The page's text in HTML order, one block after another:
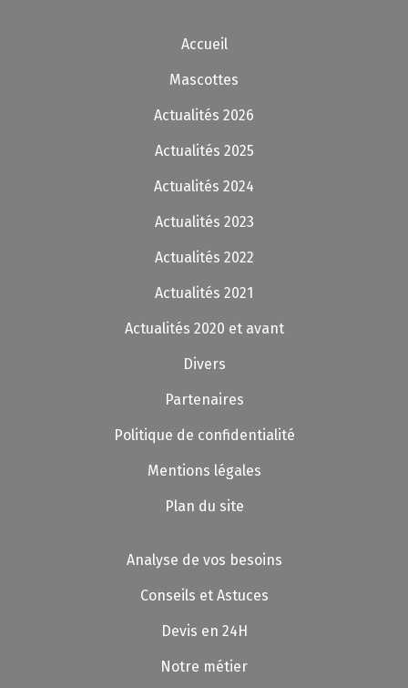
Accueil
Mascottes
Actualités 2026
Actualités 2025
Actualités 2024
Actualités 2023
Actualités 2022
Actualités 2021
Actualités 2020 et avant
Divers
Partenaires
Politique de confidentialité
Mentions légales
Plan du site
Analyse de vos besoins
Conseils et Astuces
Devis en 24H
Notre métier